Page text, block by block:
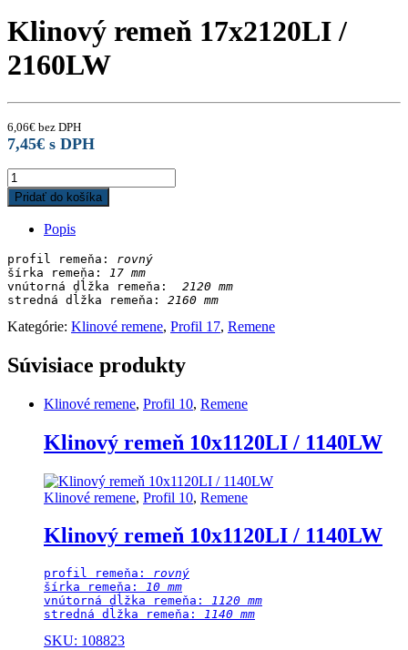
Klinový remeň 17x2120LI /
2160LW
6,06€ bez DPH
7,45€ s DPH
Klinový
remeň
17x2120LI
2160LW
quantity
Pridať do košíka
Popis
profil remeňa: rovný
šírka remeňa:
17 mm
vnútorná dĺžka remeňa:
stredná dĺžka remeňa:
Kategórie: Klinové remene, Profil 17, Remene
Súvisiace produkty
Klinové remene, Profil 10, Remene
Klinový remeň 10x1120LI / 1140LW
Klinové remene, Profil 10, Remene
Klinový remeň 10x1120LI / 1140LW
profil remeňa: rovný
šírka remeňa: 10 mm
vnútorná dĺžka remeňa: 1120 mm
stredná dĺžka remeňa:
1140 mm
SKU: 108823